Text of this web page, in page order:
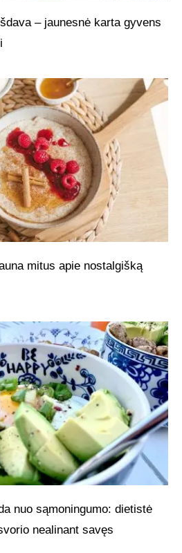
– jaunesnė karta gyvens
mitus apie nostalgišką
nuo sąmoningumo: dietistė
nealinant savęs